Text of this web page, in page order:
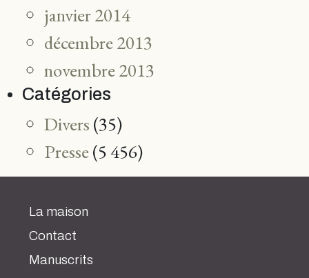
janvier 2014
décembre 2013
novembre 2013
Catégories
Divers (35)
Presse(5 456)
La maison
Contact
Manuscrits